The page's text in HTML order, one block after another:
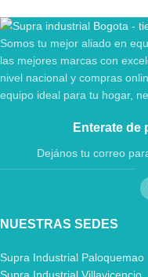
Somos tu mejor aliado en
las mejores marcas con
nivel nacional y compras
equipo ideal para tu hogar,
Enterate de
Dejános tu correo
NUESTRAS SEDES
Supra Industrial Paloquemao
Supra Industrial Villavicencio